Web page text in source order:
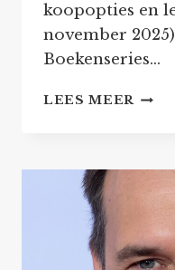
koopopties en
november
Boekenseries…
LEES MEER
EN